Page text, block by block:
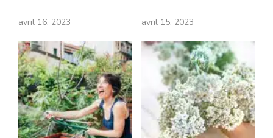
avril 16, 2023 avril 15, 2023